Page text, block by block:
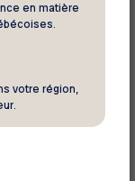
de la pleine
réalisée
en matière
votre région,